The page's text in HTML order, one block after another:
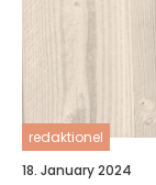
redaktionel
18. January 2024